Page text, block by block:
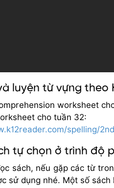
luyện từ vựng theo
worksheet
cho tuần 32:
spelling/
tự chọn ở trình độ
sách, nếu gặp các từ
sử dụng nhé. Một số sách